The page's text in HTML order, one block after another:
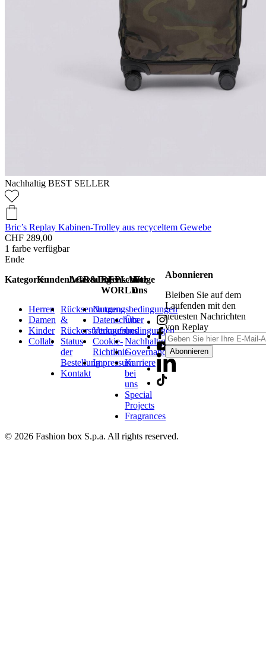
Nachhaltig BEST SELLER
Bric’s Replay Kabinen-Trolley aus recyceltem Gewebe
CHF 289,00
1 farbe verfügbar
Ende
Kategorien
Herren
Damen
Kinder
Collab
Kundenbetreuung
Rücksendungen
&
Rückerstattungen
Status
der
Bestellung
Kontakt
AGB&Datenschutz
Nutzungsbedingungen
Datenschutz
Verkaufsbedingungen
Cookie-
Richtlinie
Impressum
REPLAY
WORLD
Über
uns
Nachhaltigkeit
Governance
Karriere
bei
uns
Special
Projects
Fragrances
Folge
uns
Abonnieren
Bleiben Sie auf dem
Laufenden mit den
neuesten Nachrichten
von Replay
Abonnieren
© 2026 Fashion box S.p.a. All rights reserved.